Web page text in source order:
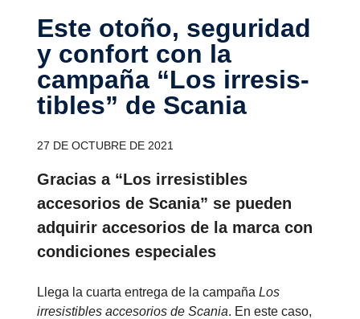
Este otoño, seguridad
y confort con la
campaña “Los irresis­
ti­bles” de Scania
27 DE OCTUBRE DE 2021
Gracias a “Los irresistibles
accesorios de Scania” se pueden
adquirir accesorios de la marca con
condiciones especiales
Llega la cuarta entrega de la campaña Los
irresistibles accesorios de Scania. En este caso,